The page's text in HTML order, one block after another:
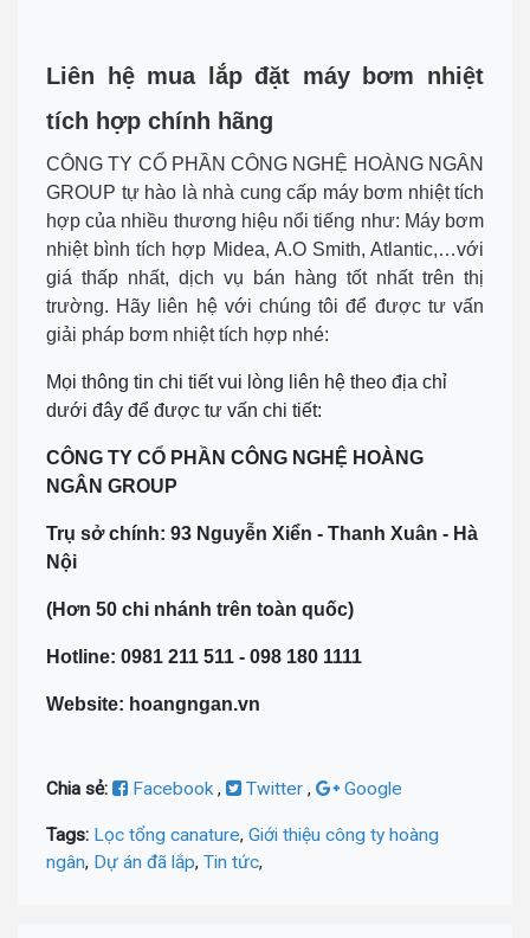
Liên hệ mua lắp đặt máy bơm nhiệt
tích hợp chính hãng
CÔNG TY CỔ PHẦN CÔNG NGHỆ HOÀNG NGÂN
GROUP tự hào là nhà cung cấp máy bơm nhiệt tích
hợp của nhiều thương hiệu nổi tiếng như: Máy bơm
nhiệt bình tích hợp Midea, A.O Smith, Atlantic,…với
giá thấp nhất, dịch vụ bán hàng tốt nhất trên thị
trường. Hãy liên hệ với chúng tôi để được tư vấn
giải pháp bơm nhiệt tích hợp nhé:
Mọi thông tin chi tiết vui lòng liên hệ theo địa chỉ
dưới đây để được tư vấn chi tiết:
CÔNG TY CỔ PHẦN CÔNG NGHỆ HOÀNG
NGÂN GROUP
Trụ sở chính: 93 Nguyễn Xiển - Thanh Xuân - Hà
Nội
(Hơn 50 chi nhánh trên toàn quốc)
Hotline: 0981 211 511 - 098 180 1111
Website: hoangngan.vn
Chia sẻ: Facebook, Twitter , Google
Tags: Lọc tổng canature, Giới thiệu công ty hoàng
ngân, Dự án đã lắp, Tin tức,